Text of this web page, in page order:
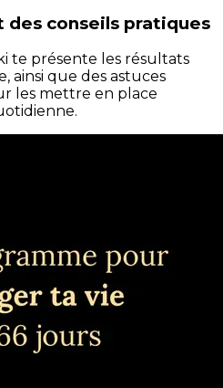
des conseils pratiques
te présente les résultats
que des astuces
les mettre en place